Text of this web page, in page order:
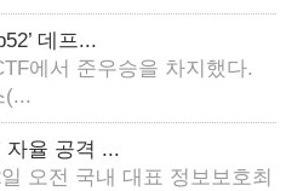
데프...
에서 준우승을 차지했다.
(...
자율 공격 ...
오전 국내 대표 정보보호최